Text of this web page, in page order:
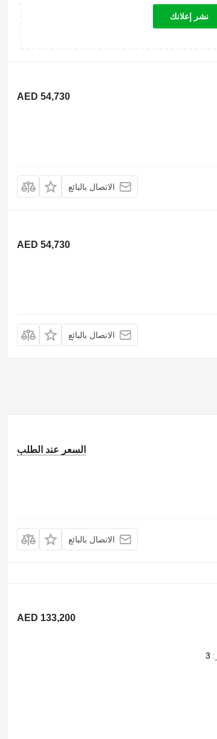
نشر إعلانك
AED 54,730
الاتصال بالبائع
AED 54,730
الاتصال بالبائع
السعر عند الطلب
الاتصال بالبائع
AED 133,200
3